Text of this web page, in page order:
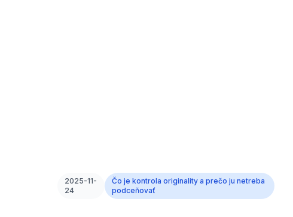
2025-11-
24
Čo je kontrola originality a prečo ju netreba
podceňovať